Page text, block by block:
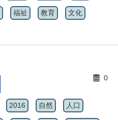
福祉 教育 文化
0
2016 自然 人口